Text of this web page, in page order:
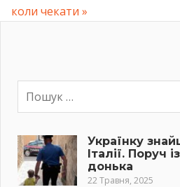
Post:
коли чекати
Українку
Італії. Поруч
донька
22 Травня, 2025